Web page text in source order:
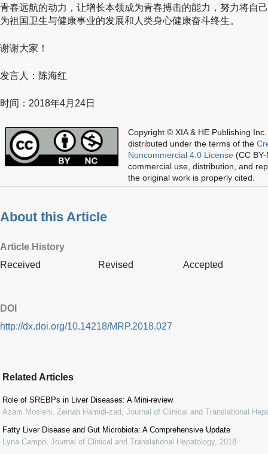
青春远航的动力，让增长本领成为青春搏击的能力，努力将自
为祖国卫生与健康事业的发展和人类身心健康奋斗终生。
谢谢大家！
发言人：陈海红
时间：2018年4月24日
Copyright © XIA & HE Publishing Inc.
distributed under the terms of the
Noncommercial 4.0 License (CC
commercial use, distribution, and
the original work is properly cited.
About this Article
Article History
Received
Revised Accepted
DOI
http://dx.doi.org/10.14218/MRP.2018.027
Related Articles
Role of SREBPs in Liver Diseases: A Mini-review
Azam Moslehi, Zeinab Hamidi-zad Journal of Clinical and Translational
Fatty Liver Disease and Gut Microbiota: A Comprehensive Update
Lyna Campo Journal of Clinical and Translational Hepatology, 2018